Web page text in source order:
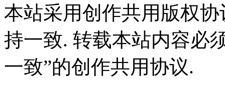
本站采用创作共用版权
持一致. 转载本站内容必
一致”的创作共用协议.